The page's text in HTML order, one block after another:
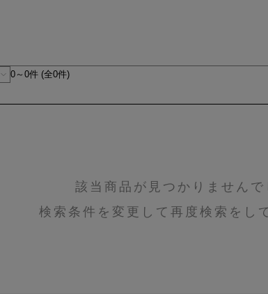
0～0件 (全0件)
該当商品が見つかりませんで
検索条件を変更して再度検索をし